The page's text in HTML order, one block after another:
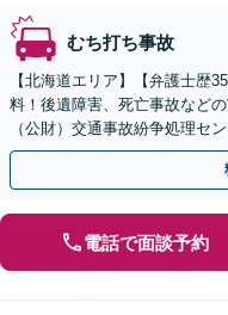
むち打ち事故
【北海道エリア】【弁護士歴
料！後遺障害、死亡事故など
（公財）交通事故紛争処理セ
所調停委員の経験あり
電話で面談予約